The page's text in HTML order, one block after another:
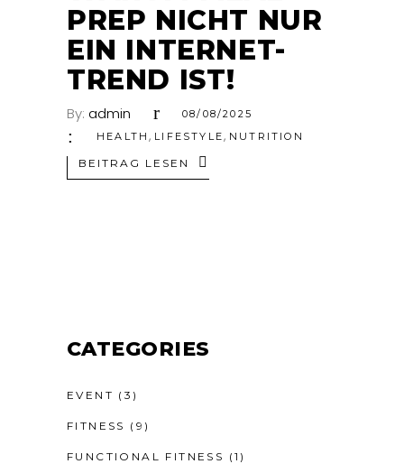
PREP NICHT NUR
EIN INTERNET-
TREND IST!
By: admin
08/08/2025
HEALTH, LIFESTYLE, NUTRITION
BEITRAG LESEN
CATEGORIES
EVENT (3)
FITNESS (9)
FUNCTIONAL FITNESS (1)